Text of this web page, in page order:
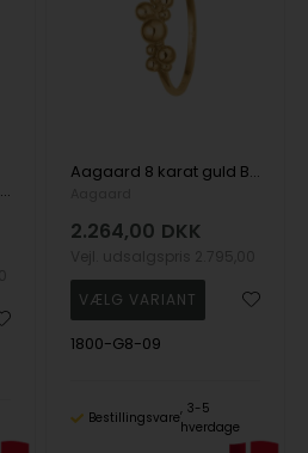
Aagaard 8 karat guld Swing Fingerring, str 50-60
Aagaard 8 karat guld Bobler Fingerring
2.264,00 DKK
1800-G8-09
Bestillingsvare
3-5
hverdage